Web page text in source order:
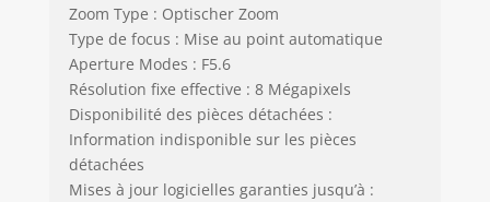
Zoom Type : Optischer Zoom
Type de focus : Mise au point automatique
Aperture Modes : F5.6
Résolution fixe effective : 8 Mégapixels
Disponibilité des pièces détachées :
Information indisponible sur les pièces
détachées
Mises à jour logicielles garanties jusqu’à :